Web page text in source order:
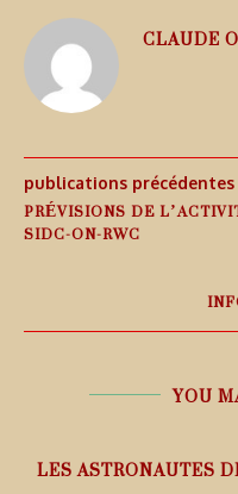
CLAUDE
publications précédentes
PRÉVISIONS DE
SIDC-ON-RWC
YOU
LES ASTRONAUTES